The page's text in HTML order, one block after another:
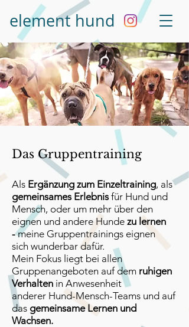
element hund
Das Gruppentraining
Als Ergänzung zum Einzeltraining, als
gemeinsames Erlebnisfür Hund und
Mensch, oder um mehr über den
eignen und andere Hunde zu lernen
-meine Gruppentrainings eignen
sich wunderbar dafür.
Mein Fokus liegt bei allen
Gruppenangeboten auf dem ruhigen
Verhalten in Anwesenheit
anderer Hund-Mensch-Teams und auf
das gemeinsame Lernen und
Wachsen.